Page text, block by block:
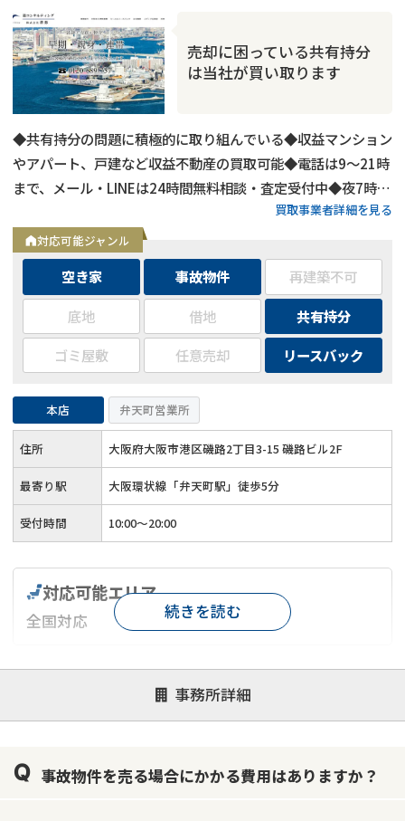
売却に困っている共有持分
は当社が買い取ります
◆共有持分の問題に積極的に取り組んでいる◆収益マンション
やアパート、戸建など収益不動産の買取可能◆電話は9～21時
まで、メール・LINEは24時間無料相談・査定受付中◆夜7時以
買取事業者詳細を見る
対応可能ジャンル
空き家 事故物件
再建築不可
底地
借地
共有持分
ゴミ屋敷
任意売却 リースバック
本店 弁天町営業所
住所 大阪府大阪市港区磯路2丁目3-15 磯路ビル2F
最寄り駅 大阪環状線「弁天町駅」徒歩5分
受付時間 10:00～20:00
事務所詳細
対応可能エリア
全国対応
対応が親身 オンライン面談可能
レスポンスが早い
1億円以上の買取可
続きを読む
事故物件を売る場合にかかる費用はありますか？